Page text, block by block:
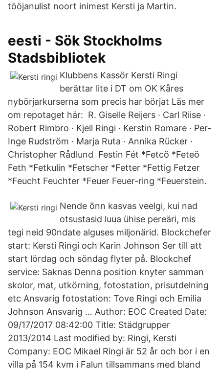
tööjanulist noort inimest Kersti ja Martin.
eesti - Sök Stockholms
Stadsbibliotek
Klubbens Kassör Kersti Ringi
berättar lite i DT om OK Kåres
nybörjarkurserna som precis har börjat Läs mer
om repotaget här: R. Giselle Reijers · Carl Riise ·
Robert Rimbro · Kjell Ringi · Kerstin Romare · Per-
Inge Rudström · Marja Ruta · Annika Rücker ·
Christopher Rådlund Festin Fét *Fetcö *Feteö
Feth *Fetkulin *Fetscher *Fetter *Fettig Fetzer
*Feucht Feuchter *Feuer Feuer-ring *Feuerstein.
Nende õnn kasvas veelgi, kui nad
otsustasid luua ühise pereäri, mis
tegi neid 90ndate alguses miljonärid. Blockchefer
start: Kersti Ringi och Karin Johnson Ser till att
start lördag och söndag flyter på. Blockchef
service: Saknas Denna position knyter samman
skolor, mat, utkörning, fotostation, prisutdelning
etc Ansvarig fotostation: Tove Ringi och Emilia
Johnson Ansvarig … Author: EOC Created Date:
09/17/2017 08:42:00 Title: Städgrupper
2013/2014 Last modified by: Ringi, Kersti
Company: EOC Mikael Ringi är 52 år och bor i en
villa på 154 kvm i Falun tillsammans med bland